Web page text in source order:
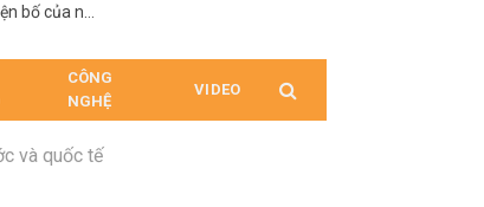
CÔNG
NGHỆ
VIDEO
và quốc tế